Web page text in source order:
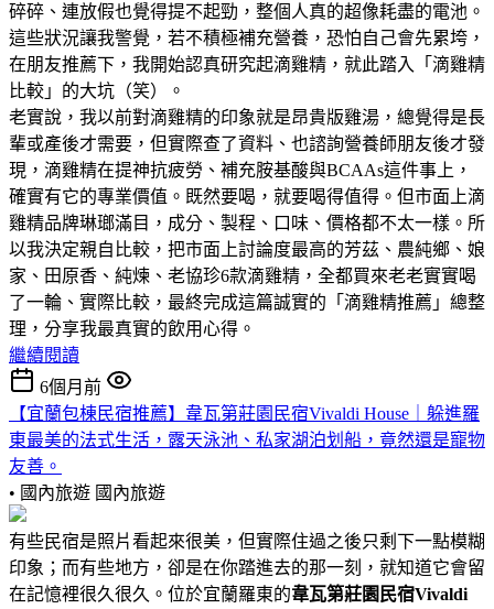
碎碎、連放假也覺得提不起勁，整個人真的超像耗盡的電池。
這些狀況讓我警覺，若不積極補充營養，恐怕自己會先累垮，
在朋友推薦下，我開始認真研究起滴雞精，就此踏入「滴雞精
比較」的大坑（笑）。
老實說，我以前對滴雞精的印象就是昂貴版雞湯，總覺得是長
輩或產後才需要，但實際查了資料、也諮詢營養師朋友後才發
現，滴雞精在提神抗疲勞、補充胺基酸與BCAAs這件事上，
確實有它的專業價值。既然要喝，就要喝得值得。但市面上滴
雞精品牌琳瑯滿目，成分、製程、口味、價格都不太一樣。所
以我決定親自比較，把市面上討論度最高的芳茲、農純鄉、娘
家、田原香、純煉、老協珍6款滴雞精，全都買來老老實實喝
了一輪、實際比較，最終完成這篇誠實的「滴雞精推薦」總整
理，分享我最真實的飲用心得。
繼續閱讀
6個月前
【宜蘭包棟民宿推薦】韋瓦第莊園民宿Vivaldi House｜躲進羅
東最美的法式生活，露天泳池、私家湖泊划船，竟然還是寵物
友善。
• 國內旅遊 國內旅遊
有些民宿是照片看起來很美，但實際住過之後只剩下一點模糊
印象；而有些地方，卻是在你踏進去的那一刻，就知道它會留
在記憶裡很久很久。位於宜蘭羅東的韋瓦第莊園民宿Vivaldi